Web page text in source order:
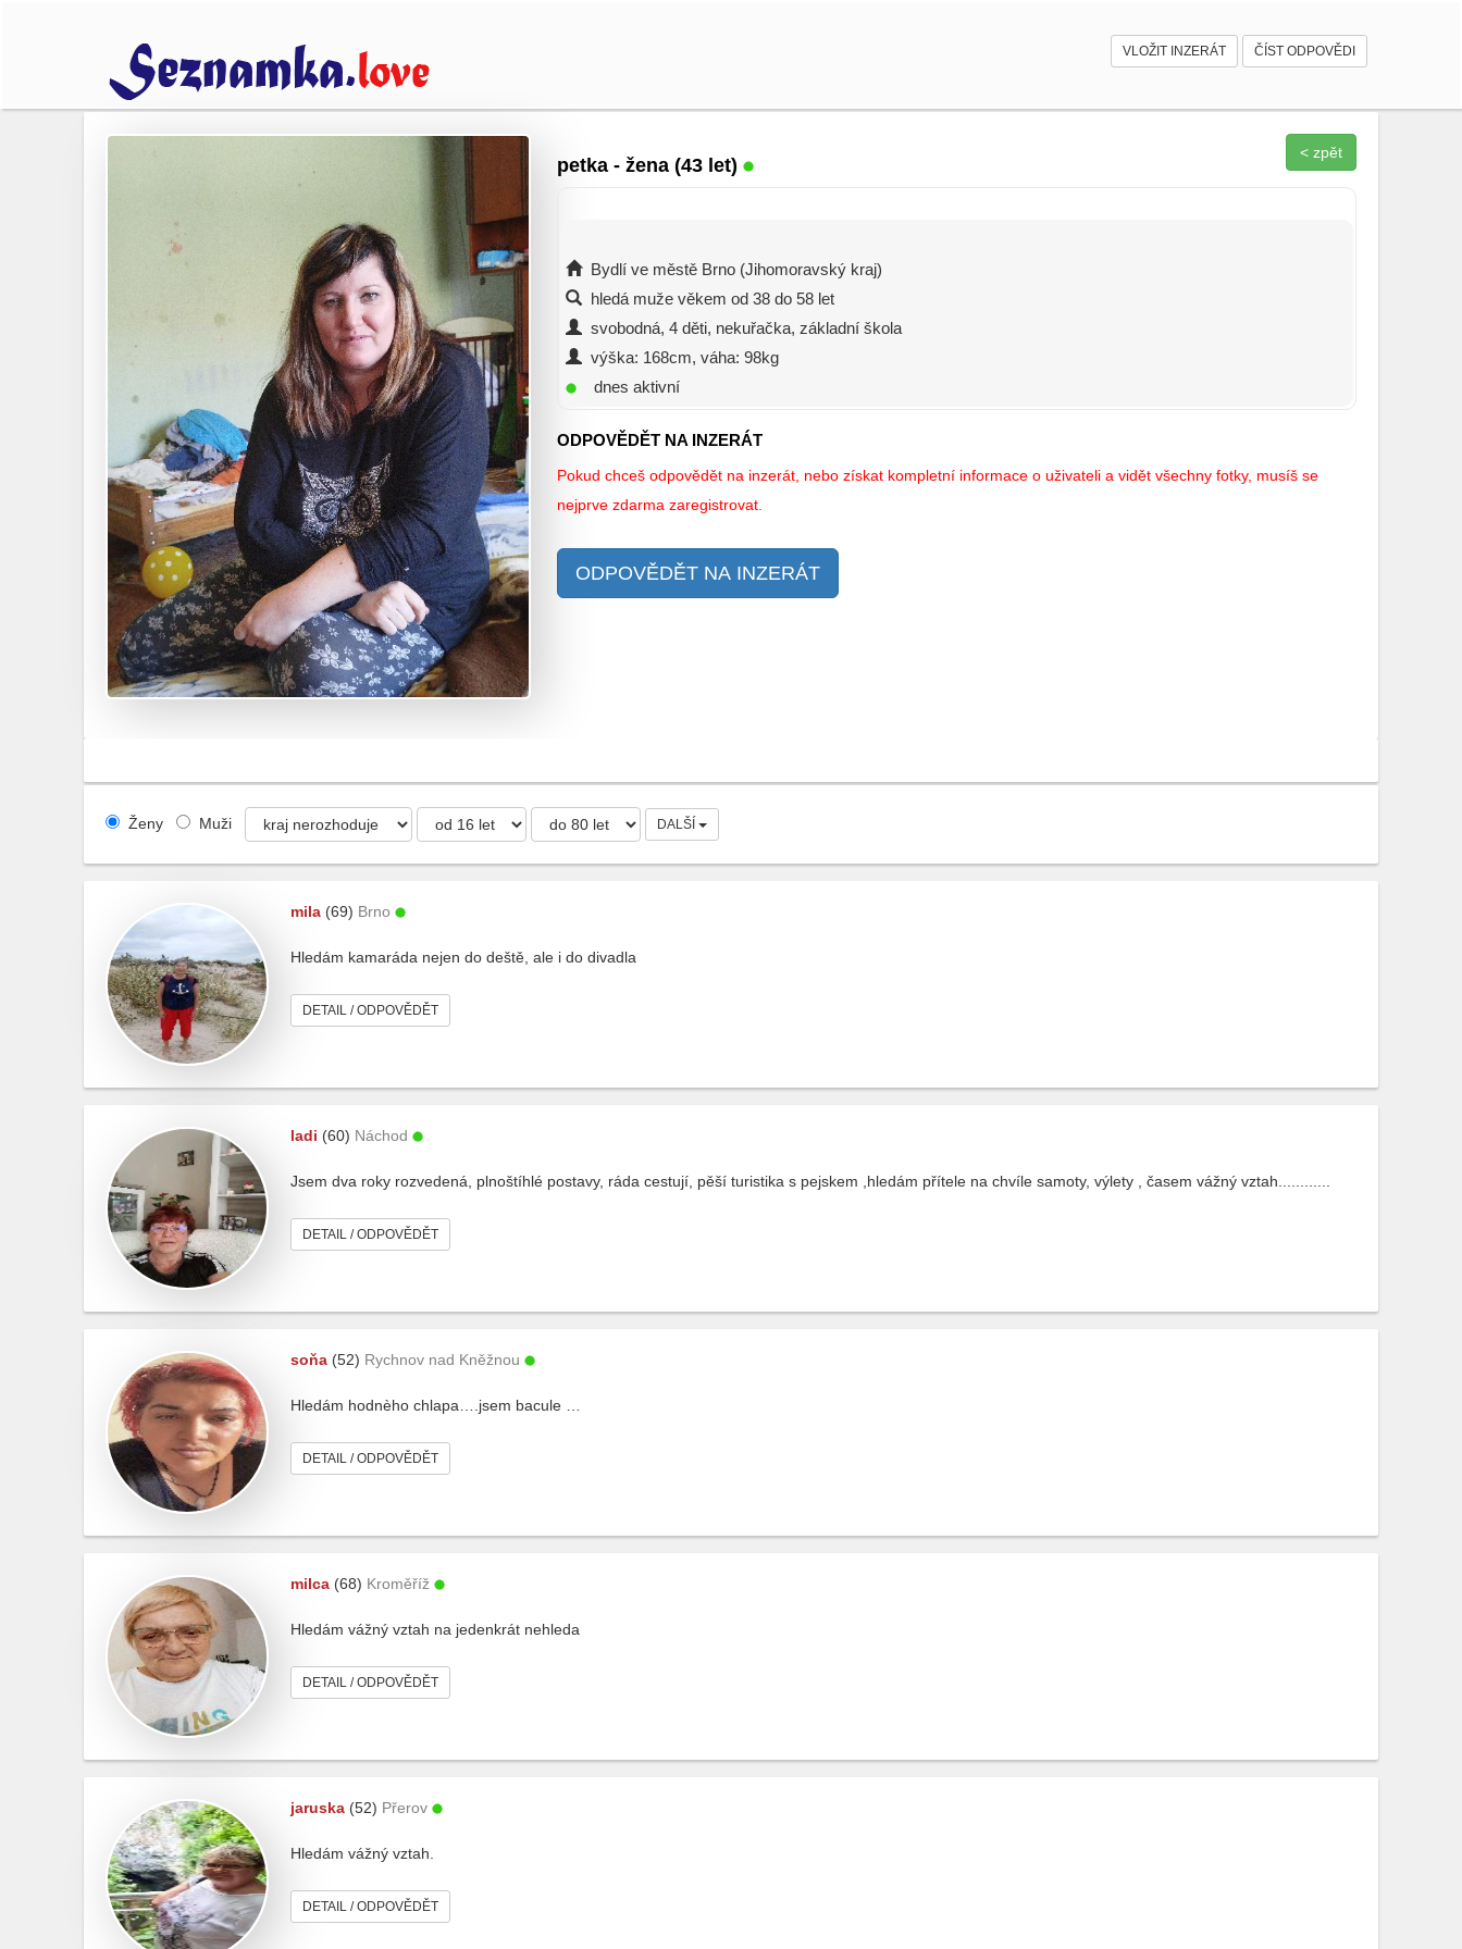
VLOŽIT INZERÁT ČÍST ODPOVĚDI
petka - žena (43 let)
< zpět
Bydlí ve městě Brno (Jihomoravský kraj)
hledá muže věkem od 38 do 58 let
svobodná, 4 děti, nekuřačka, základní škola
výška: 168cm, váha: 98kg
dnes aktivní
ODPOVĚDĚT NA INZERÁT
Pokud chceš odpovědět na inzerát, nebo získat kompletní informace o uživateli a vidět všechny fotky, musíš se
nejprve zdarma zaregistrovat.
ODPOVĚDĚT NA INZERÁT
Ženy Muži DALŠÍ
mila (69) Brno
Hledám kamaráda nejen do deště, ale i do divadla
DETAIL / ODPOVĚDĚT
ladi (60) Náchod
Jsem dva roky rozvedená, plnoštíhlé postavy, ráda cestují, pěší turistika s pejskem ,hledám přítele na chvíle samoty, výlety , časem vážný vztah............
DETAIL / ODPOVĚDĚT
soňa (52) Rychnov nad Kněžnou
Hledám hodnèho chlapa….jsem bacule …
DETAIL / ODPOVĚDĚT
milca (68) Kroměříž
Hledám vážný vztah na jedenkrát nehleda
DETAIL / ODPOVĚDĚT
jaruska (52) Přerov
Hledám vážný vztah.
DETAIL / ODPOVĚDĚT